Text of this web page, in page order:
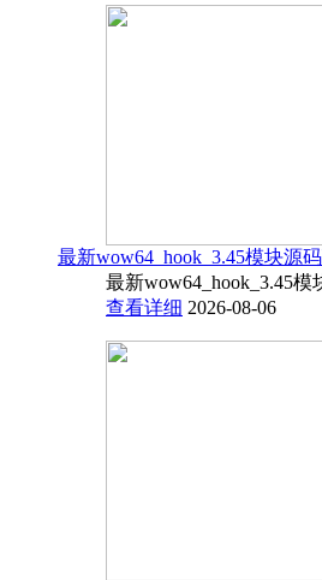
最新wow64_hook_3.45模块源
最新wow64_hook_3.45
查看详细 2026-08-06